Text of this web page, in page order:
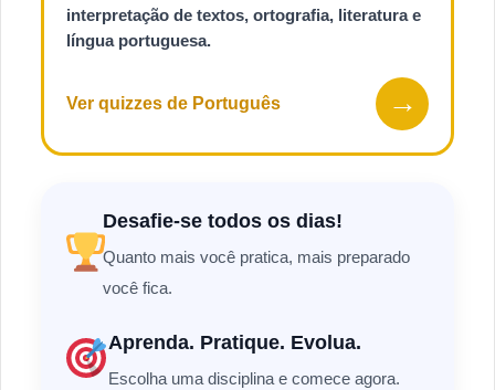
interpretação de textos, ortografia, literatura e
língua portuguesa.
Ver quizzes de Português →
Desafie-se todos os dias!
Quanto mais você pratica, mais preparado
você fica.
Aprenda. Pratique. Evolua.
Escolha uma disciplina e comece agora.